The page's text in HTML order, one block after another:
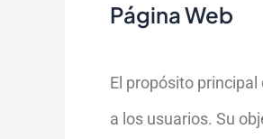
Página Web
El propósito principal
a los usuarios. Su